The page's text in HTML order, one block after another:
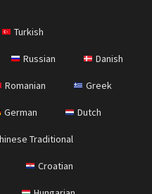
Turkish
Russian Danish
Romanian Greek
German Dutch
Traditional
Croatian